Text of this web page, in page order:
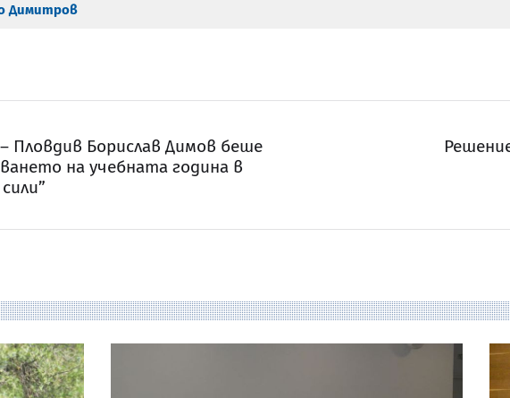
Димитров
Пловдив Борислав Димов беше
на учебната година в